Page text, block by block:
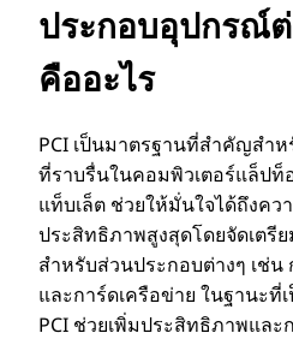
ประกอบอุปกรณ์
คืออะไร
PCI เป็นมาตรฐานที่สําคัญสํา
ที่ราบรื่นในคอมพิวเตอร์แล็ป
แท็บเล็ต ช่วยให้มั่นใจได้ถึงคว
ประสิทธิภาพสูงสุดโดยจัดเตรี
สําหรับส่วนประกอบต่างๆ เช่น
และการ์ดเครือข่าย ในฐานะที่
PCI ช่วยเพิ่มประสิทธิภาพแล